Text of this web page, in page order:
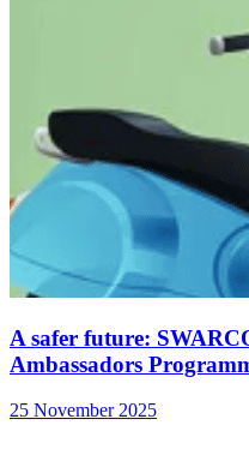
A safer future:
Ambassadors
25 November 2025